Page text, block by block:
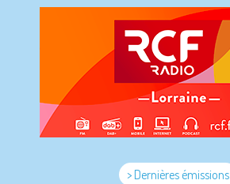
> Dernières émissions